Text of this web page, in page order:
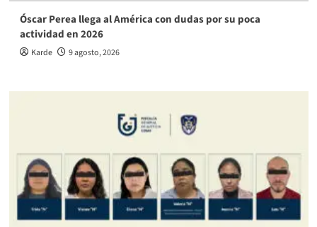
Óscar Perea llega al América con dudas por su poca
actividad en 2026
Karde 9 agosto, 2026